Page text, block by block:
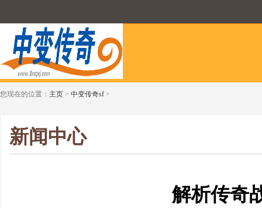
您现在的位置： 主页 > 中变传奇sf >
新闻中心
解析传奇